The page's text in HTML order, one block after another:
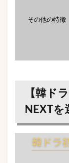
その他の特徴
【韓ド
NEXTを